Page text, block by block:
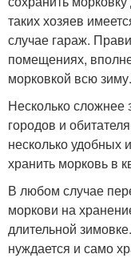
таких хозяев
случае гараж.
помещениях,
морковкой всю зиму.
Несколько сложнее
городов и
несколько удобных
хранить морковь в
В любом случае
моркови на
длительной
нуждается и само